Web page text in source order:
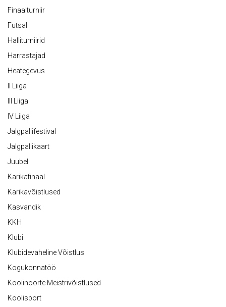
Finaalturniir
Futsal
Halliturniirid
Harrastajad
Heategevus
II Liiga
III Liiga
IV Liiga
Jalgpallifestival
Jalgpallikaart
Juubel
Karikafinaal
Karikavõistlused
Kasvandik
KKH
Klubi
Klubidevaheline Võistlus
Kogukonnatöö
Koolinoorte Meistrivõistlused
Koolisport